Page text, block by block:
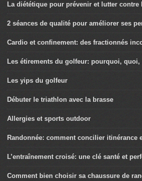
La diététique pour prévenir et lutter contre
2 séances de qualité pour améliorer ses
Cardio et confinement: des fractionnés
Les étirements du golfeur: pourquoi, quoi,
Les yips du golfeur
Débuter le triathlon avec la brasse
Allergies et sports outdoor
Randonnée: comment concilier itinérance
L’entraînement croisé: une clé santé et
Comment bien choisir sa chaussure de